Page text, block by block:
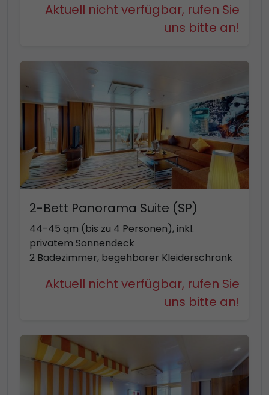
Aktuell nicht verfügbar, rufen Sie
uns bitte an!
2-Bett Panorama Suite (SP)
44-45 qm (bis zu 4 Personen), inkl.
privatem Sonnendeck
2 Badezimmer, begehbarer Kleiderschrank
Aktuell nicht verfügbar, rufen Sie
uns bitte an!